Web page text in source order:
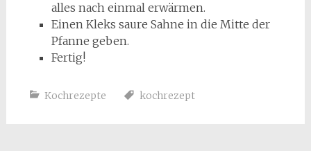
alles nach einmal erwärmen.
Einen Kleks saure Sahne in die Mitte der
Pfanne geben.
Fertig!
Kochrezepte kochrezept